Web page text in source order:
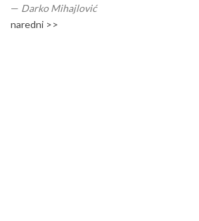
— Darko Mihajlović
naredni >>